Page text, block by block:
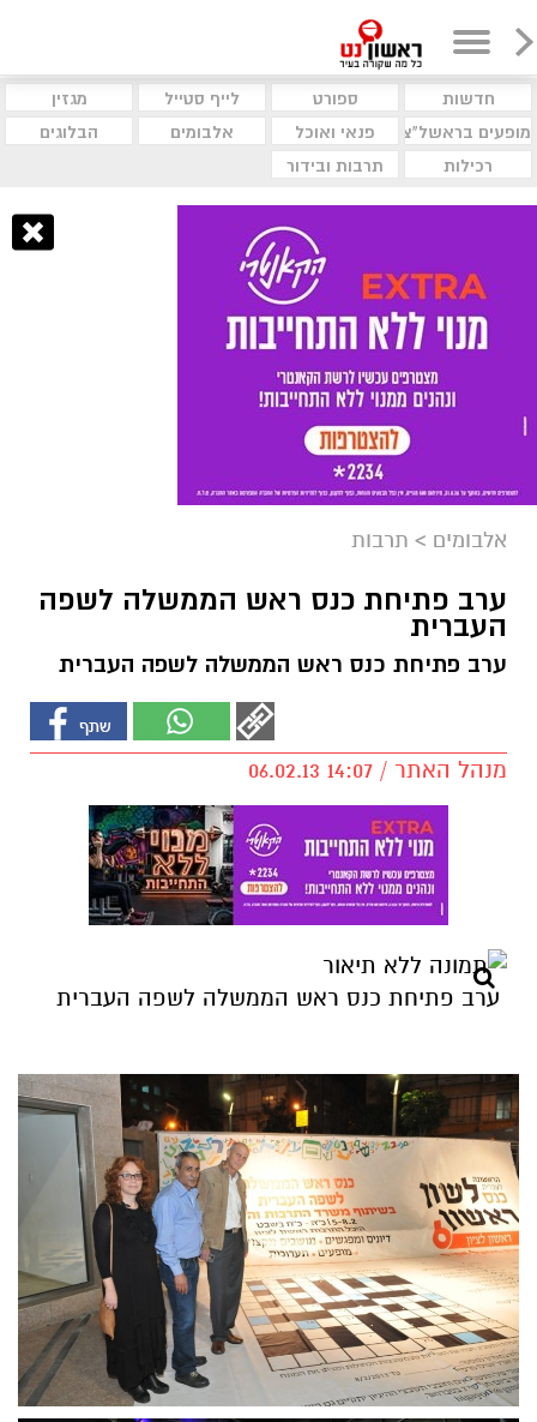
חדשות ספורט לייף סטייל
מגזין
מופעים בראשל"צ
פנאי ואוכל אלבומים
הבלוגים
רכילות
תרבות ובידור
אלבומים > תרבות
ערב פתיחת כנס ראש הממשלה לשפה
העברית
ערב פתיחת כנס ראש הממשלה לשפה העברית
מנהל האתר / 14:07 06.02.13
ערב פתיחת כנס ראש הממשלה לשפה העברית